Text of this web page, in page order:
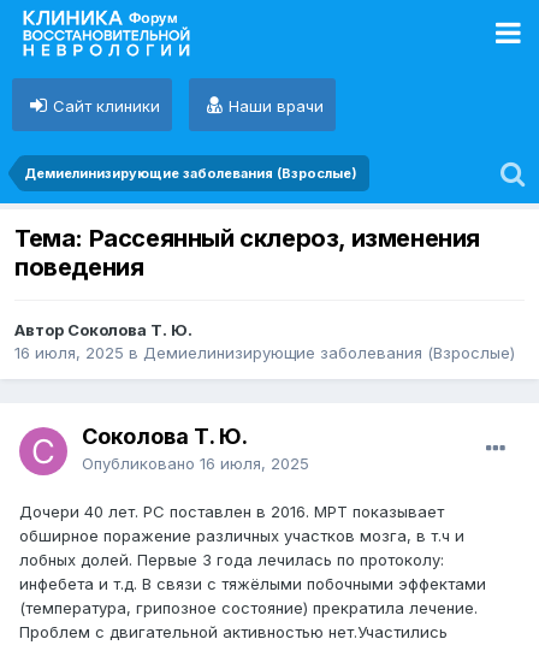
Сайт клиники Наши врачи
Демиелинизирующие заболевания (Взрослые)
Тема: Рассеянный склероз, изменения
поведения
Автор Соколова Т. Ю.
16 июля, 2025 в Демиелинизирующие заболевания (Взрослые)
Соколова Т. Ю.
Опубликовано 16 июля, 2025
Дочери 40 лет. РС поставлен в 2016. МРТ показывает
обширное поражение различных участков мозга, в т.ч и
лобных долей. Первые 3 года лечилась по протоколу:
инфебета и т.д. В связи с тяжёлыми побочными эффектами
(температура, грипозное состояние) прекратила лечение.
Проблем с двигательной активностью нет.Участились